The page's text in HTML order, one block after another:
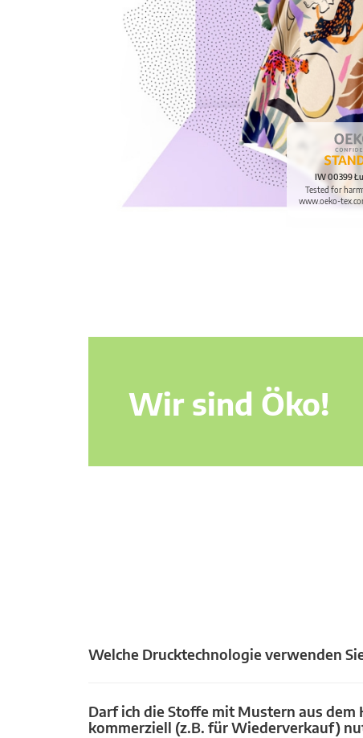
IW 00399
Tested for
www.oeko-
Wir sind Öko!
Welche Drucktechnologie verwenden
Darf ich die Stoffe mit Mustern aus dem
kommerziell (z.B. für Wiederverkauf)